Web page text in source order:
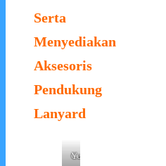
Serta
Menyediakan
Aksesoris
Pendukung
Lanyard
Card
Card
Yoyo